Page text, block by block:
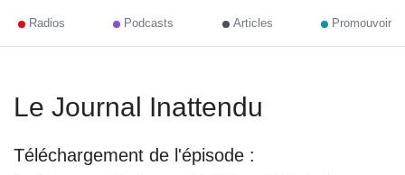
Radios Podcasts Articles Promouvoir
Le Journal Inattendu
Téléchargement de l'épisode :